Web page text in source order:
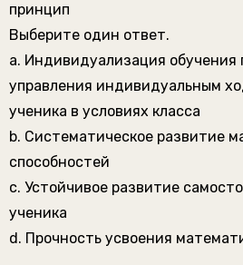
принцип
Выберите один ответ.
a. Индивидуализация обучения
управления индивидуальным
ученика в условиях класса
b. Систематическое развитие
способностей
c. Устойчивое развитие
ученика
d. Прочность усвоения